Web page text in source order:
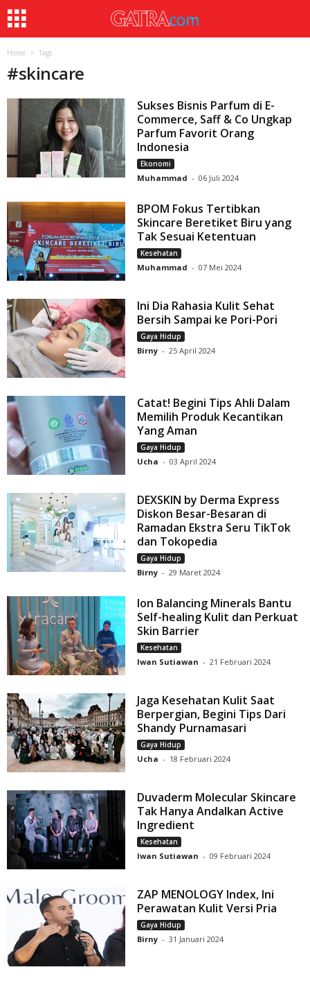
Home Tags
#skincare
Sukses Bisnis Parfum di E-
Commerce, Saff & Co Ungkap
Parfum Favorit Orang
Indonesia
Ekonomi
Muhammad - 06 Juli 2024
BPOM Fokus Tertibkan
Skincare Beretiket Biru yang
Tak Sesuai Ketentuan
Kesehatan
Muhammad - 07 Mei 2024
Ini Dia Rahasia Kulit Sehat
Bersih Sampai ke Pori-Pori
Gaya Hidup
Birny - 25 April 2024
Catat! Begini Tips Ahli Dalam
Memilih Produk Kecantikan
Yang Aman
Gaya Hidup
Ucha - 03 April 2024
DEXSKIN by Derma Express
Diskon Besar-Besaran di
Ramadan Ekstra Seru TikTok
dan Tokopedia
Gaya Hidup
Birny - 29 Maret 2024
Ion Balancing Minerals Bantu
Self-healing Kulit dan Perkuat
Skin Barrier
Kesehatan
Iwan Sutiawan - 21 Februari 2024
Jaga Kesehatan Kulit Saat
Berpergian, Begini Tips Dari
Shandy Purnamasari
Gaya Hidup
Ucha - 18 Februari 2024
Duvaderm Molecular Skincare
Tak Hanya Andalkan Active
Ingredient
Kesehatan
Iwan Sutiawan - 09 Februari 2024
ZAP MENOLOGY Index, Ini
Perawatan Kulit Versi Pria
Gaya Hidup
Birny - 31 Januari 2024